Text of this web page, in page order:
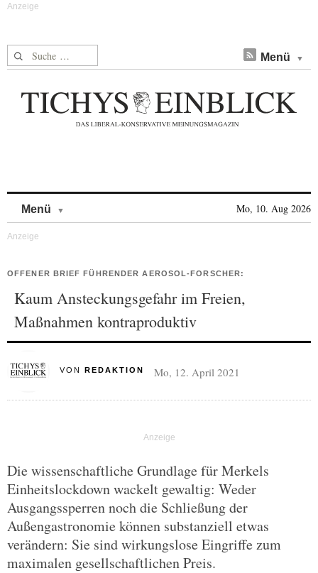
Suche nach: Menü
Menü Mo, 10. Aug 2026
OFFENER BRIEF FÜHRENDER AEROSOL-FORSCHER:
Kaum Ansteckungsgefahr im Freien,
Maßnahmen kontraproduktiv
VON REDAKTION Mo, 12. April 2021
Die wissenschaftliche Grundlage für Merkels
Einheitslockdown wackelt gewaltig: Weder
Ausgangssperren noch die Schließung der
Außengastronomie können substanziell etwas
verändern: Sie sind wirkungslose Eingriffe zum
maximalen gesellschaftlichen Preis.